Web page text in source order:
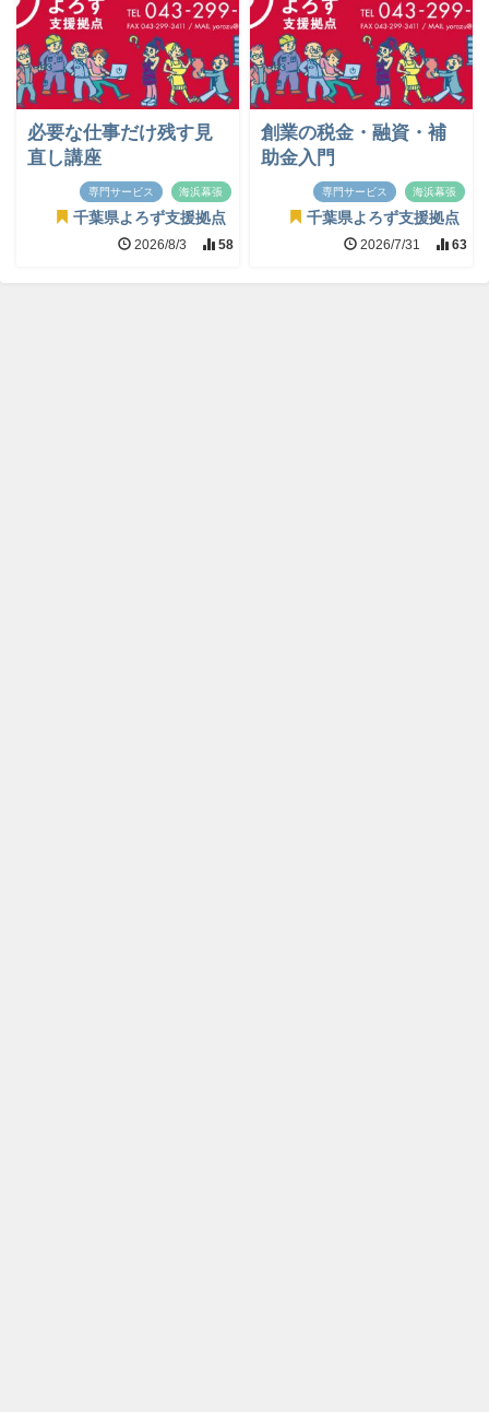
必要な仕事だけ残す見
直し講座
専門サービス 海浜幕張
千葉県よろず支援拠点
2026/8/3 58
創業の税金・融資・補
助金入門
専門サービス 海浜幕張
千葉県よろず支援拠点
2026/7/31 63